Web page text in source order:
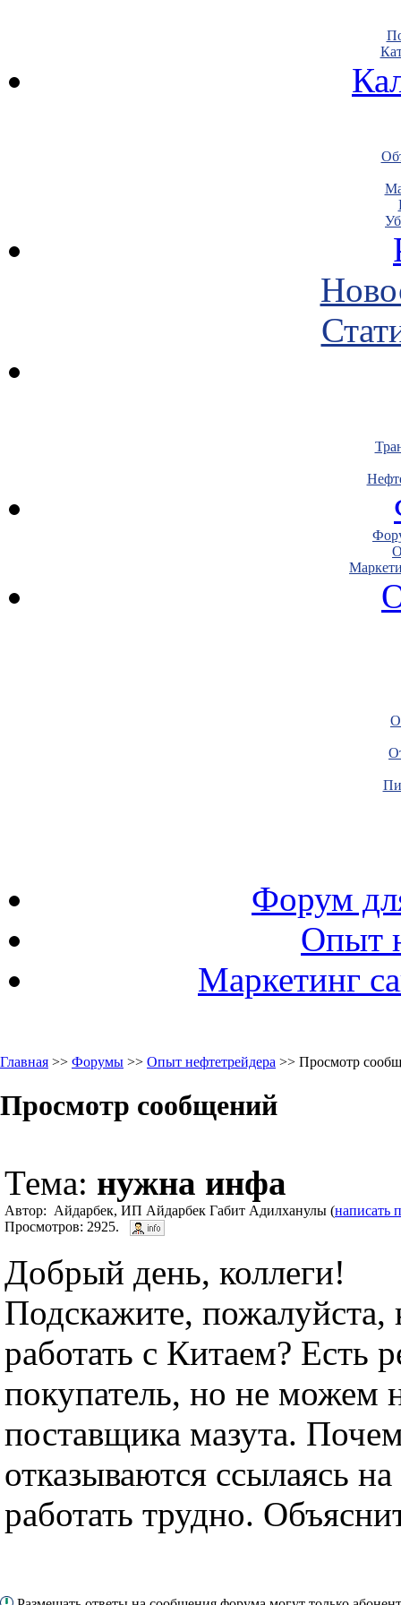
Форум
Опыт
Маркетинг
Главная >> Форумы >> Опыт нефтетрейдера >> Просмотр
Просмотр сообщений
Тема: нужна инфа
Автор: Айдарбек, ИП Айдарбек Габит Адилханулы (написать
Просмотров: 2925.
Добрый день, коллеги!
Подскажите, пожалуйста,
работать с Китаем? Есть
покупатель, но не можем
поставщика мазута.
отказываются ссылаясь
работать трудно.